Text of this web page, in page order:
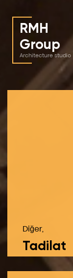
RMH
Group
Architecture studio
Diğer,
Tadilat